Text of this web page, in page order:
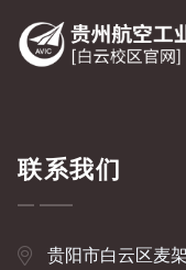
联系我们
贵阳市白云区麦